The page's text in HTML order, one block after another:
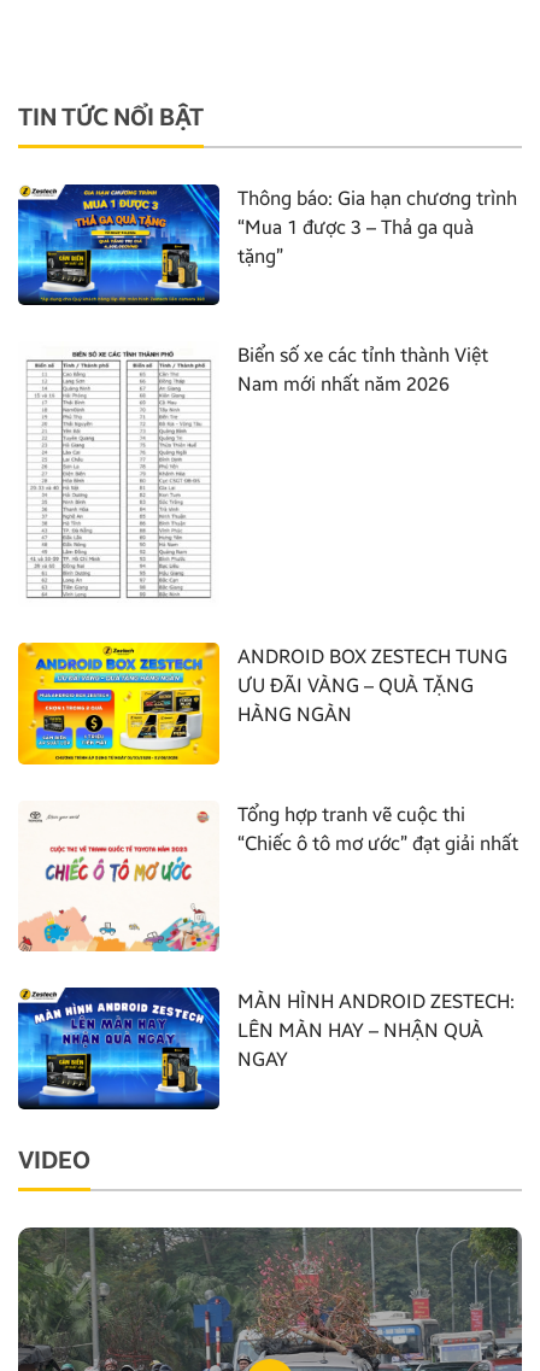
TIN TỨC NỔI BẬT
Thông báo: Gia hạn chương trình
“Mua 1 được 3 – Thả ga quà
tặng”
Biển số xe các tỉnh thành Việt
Nam mới nhất năm 2026
ANDROID BOX ZESTECH TUNG
ƯU ĐÃI VÀNG – QUÀ TẶNG
HÀNG NGÀN
Tổng hợp tranh vẽ cuộc thi
“Chiếc ô tô mơ ước” đạt giải nhất
MÀN HÌNH ANDROID ZESTECH:
LÊN MÀN HAY – NHẬN QUÀ
NGAY
VIDEO